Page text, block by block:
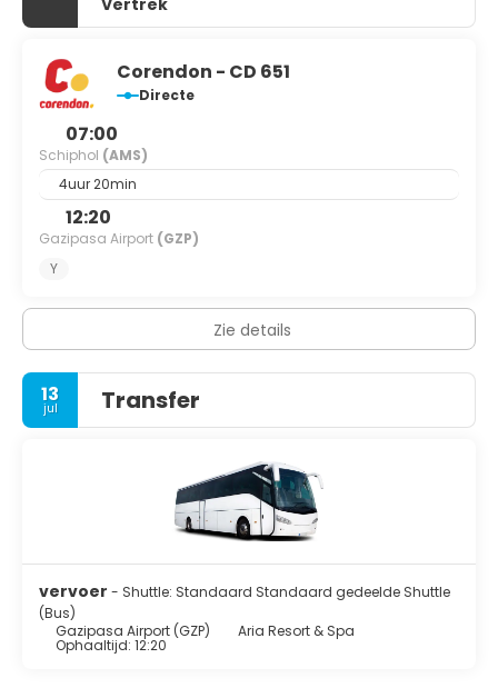
Corendon - CD 651
Directe
07:00
Schiphol (AMS)
4uur 20min
12:20
Gazipasa Airport (GZP)
Y
Zie details
13
jul Transfer
vervoer - Shuttle: Standaard Standaard gedeelde Shuttle
(Bus)
Gazipasa Airport (GZP)
Aria Resort & Spa
Ophaaltijd: 12:20